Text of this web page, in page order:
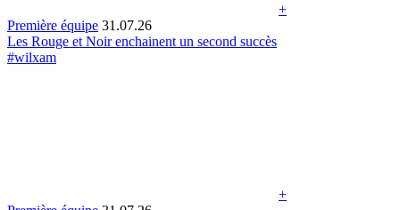
+
Première équipe 31.07.26
Les Rouge et Noir enchainent un second succès
#wilxam
+